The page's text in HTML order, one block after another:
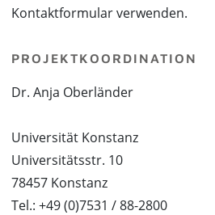
Kontaktformular verwenden.
PROJEKTKOORDINATION
Dr. Anja Oberländer
Universität Konstanz
Universitätsstr. 10
78457 Konstanz
Tel.: +49 (0)7531 / 88-2800